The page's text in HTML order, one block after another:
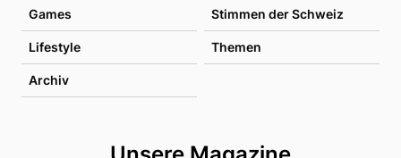
Games Stimmen der Schweiz
Lifestyle Themen
Archiv